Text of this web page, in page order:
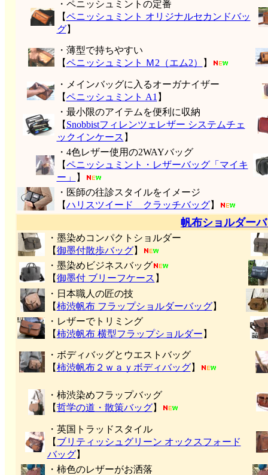
・ペニッシュミントの定番
【ペニッシュミント オリジナルセカンドバッ
グ】
・薄型で持ちやすい
【ペニッシュミント Ｍ2（エム2） 】
・メインバッグに入るオーガナイザー
【ペニッシュミント A1 】
・最小限のアイテムを便利に収納
【 Snobbistフィレンツェレザー システムチェ
ックインケース 】
・4色レザー使用の2WAYバッグ
【ペニッシュミント・レザーバッグ「マイキ
ー」
】
・医師の往診スタイルをイメージ
【ハリスツイード クラッチバッグ】
帆布ショルダー
・墨染めコンパクトショルダー
【御墨付散歩バッグ】
・墨染めビジネスバッグ
【御墨付 ブリーフケース 】
・日本職人の匠の技
【柿渋帆布 フラップショルダーバッグ】
・レザーでトリミング
【柿渋帆布 横型フラップショルダー 】
・ボディバッグとウエストバッグ
【柿渋帆布２ｗａｙボディバッグ】
・柿渋染めフラップバッグ
【哲学の道・散策バッグ】
・英国トラッドスタイル
【 ブリティッシュグリーン オックスフォード
バッグ】
・柿色のレザーがお洒落